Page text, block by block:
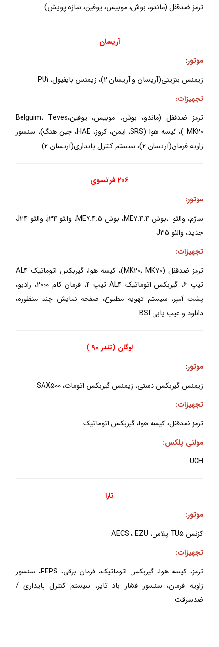
ترمز ضدقفل (ماندو، بوش، موبیس، یوفین، سازه پویش)
آریسان
موتور:
زیمنس بنزینی(آریسان و آریسان 2)، زیمنس بایفیول، PU1
تجهیزات:
ترمز ضدقفل (ماندو، بوش، موبیس، یوفین،Belguim، Teves
MK20 )، کیسه هوا (SRS، ایمن، کروز، HAE، جین هنگ)، سنسور
زاویه فرمان(آریسان 2)، سیستم کنترل پایداری(آریسان 2)
206 فرانسوی
موتور:
ساژم، والئو ،بوش ME7.4.4، بوش ME7.4.5، والئو j34، والئو J34
جدید، والئو J35
تجهیزات:
ترمز ضدقفل (MK20، MK70)، کیسه هوا، گیربکس اتوماتیک AL4
تیپ 6، گیربکس اتوماتیک AL4 تیپ 4، فرمان کام 2000، رادیو،
پشت آمپر، سیستم تهویه مطبوع، صفحه نمایش چند منظوره،
دانلود و عیب یابی BSI
لوگان (تندر 90 )
موتور:
زیمنس گیربکس دستی، زیمنس گیربکس اتومات، SAX500
تجهیزات:
ترمز ضدقفل، کیسه هوا، گیربکس اتوماتیک
مولتی پلکس:
UCH
تارا
موتور:
کزنس TU5 پلاس، AECS ، EZU
تجهیزات:
ترمز، کیسه هوا، گیربکس اتوماتیک، فرمان برقی، PEPS، سنسور
زاویه فرمان، سنسور فشار باد تایر، سیستم کنترل پایداری /
ضدسرقت